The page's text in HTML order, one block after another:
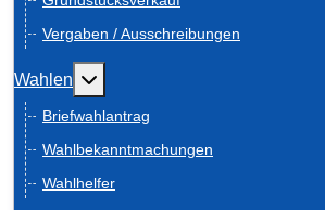
Vergaben / Ausschreibungen
Wahlen Weitere Informationen: Wahlen
Briefwahlantrag
Wahlbekanntmachungen
Wahlhelfer